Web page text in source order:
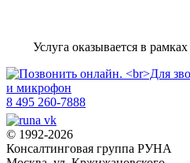
Услуга оказывается в рамках
8 495 260-7888
© 1992-2026
Консалтинговая группа РУНА